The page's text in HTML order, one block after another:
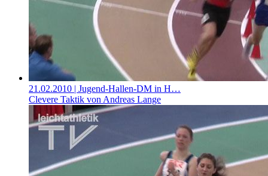
21.02.2010 | Jugend-Hallen-DM in H…
Clevere Taktik von Andreas Lange